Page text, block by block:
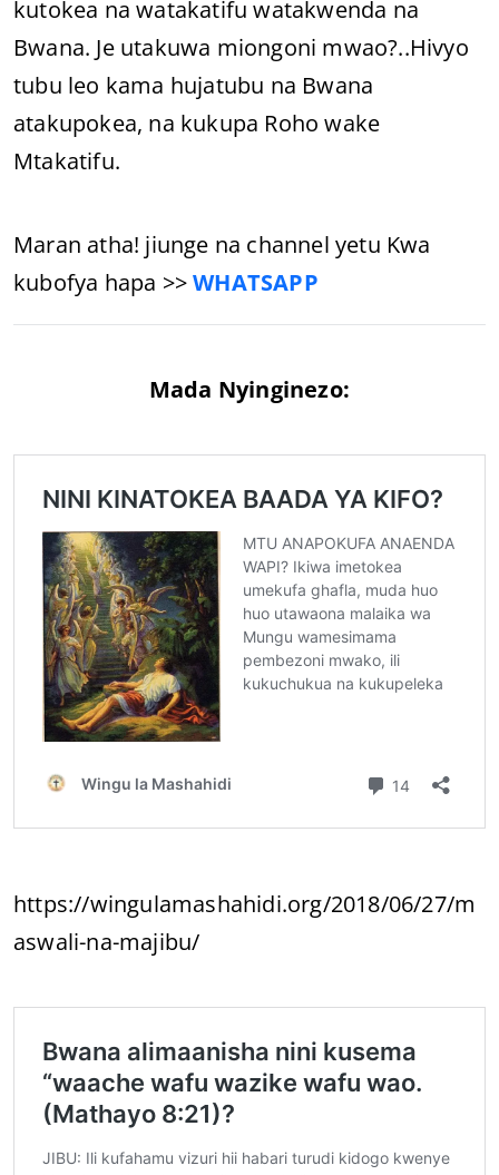
kutokea na watakatifu watakwenda na
Bwana. Je utakuwa miongoni mwao?..Hivyo
tubu leo kama hujatubu na Bwana
atakupokea, na kukupa Roho wake
Mtakatifu.
Maran atha! jiunge na channel yetu Kwa
kubofya hapa >>WHATSAPP
Mada Nyinginezo:
https://wingulamashahidi.org/2018/06/27/m
aswali-na-majibu/